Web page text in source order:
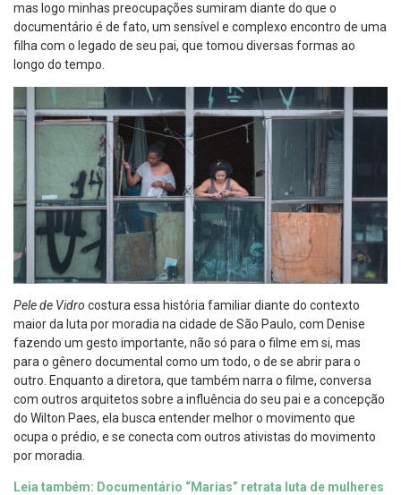
mas logo minhas preocupações sumiram diante do que o
documentário é de fato, um sensível e complexo encontro de uma
filha com o legado de seu pai, que tomou diversas formas ao
longo do tempo.
Pele de Vidro costura essa história familiar diante do contexto
maior da luta por moradia na cidade de São Paulo, com Denise
fazendo um gesto importante, não só para o filme em si, mas
para o gênero documental como um todo, o de se abrir para o
outro. Enquanto a diretora, que também narra o filme, conversa
com outros arquitetos sobre a influência do seu pai e a concepção
do Wilton Paes, ela busca entender melhor o movimento que
ocupa o prédio, e se conecta com outros ativistas do movimento
por moradia.
Leia também: Documentário “Marias” retrata luta de mulheres